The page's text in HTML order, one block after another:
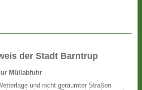
der Stadt Barntrup
Müllabfuhr
und nicht geräumter Straßen